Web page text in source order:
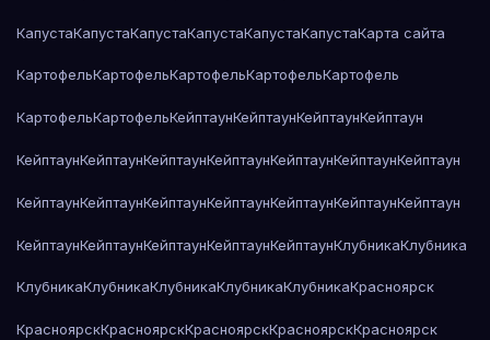
КапустаКапустаКапустаКапустаКапустаКапустаКарта сайта
КартофельКартофельКартофельКартофельКартофель
КартофельКартофельКейптаунКейптаунКейптаунКейптаун
КейптаунКейптаунКейптаунКейптаунКейптаунКейптаунКейптаун
КейптаунКейптаунКейптаунКейптаунКейптаунКейптаунКейптаун
КейптаунКейптаунКейптаунКейптаунКейптаунКлубникаКлубника
КлубникаКлубникаКлубникаКлубникаКлубникаКрасноярск
КрасноярскКрасноярскКрасноярскКрасноярскКрасноярск